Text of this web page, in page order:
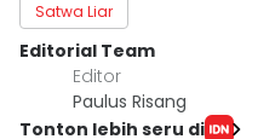
Satwa Liar
Editorial Team
Editor
Paulus Risang
Tonton lebih seru di